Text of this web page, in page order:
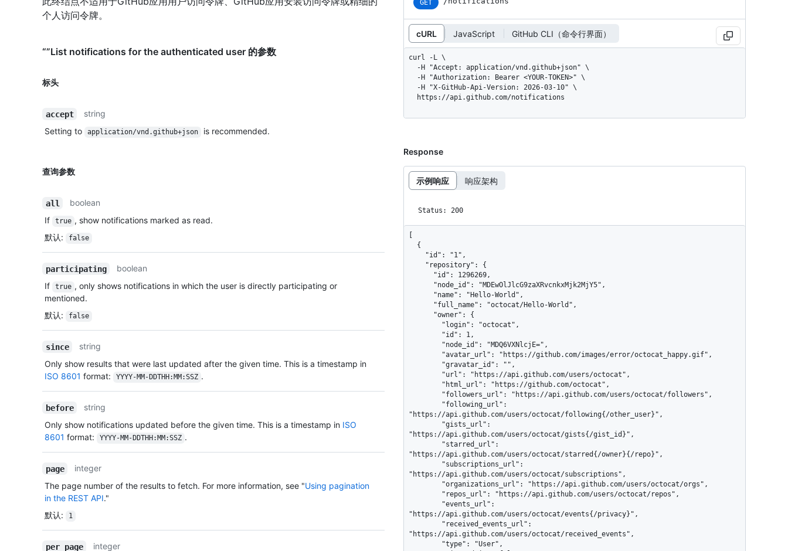
个人访问令牌。
“”List notifications for the authenticated user 的参数
标头
accept
string
Setting to
application/vnd.github+json is recommended.
查询参数
all
boolean
If
true , show notifications marked as read.
默认: false
participating
boolean
If
true , only shows notifications in which the user is directly participating or
mentioned.
默认: false
since
string
Only show results that were last updated after the given time. This is a timestamp in
ISO 8601 format: YYYY-MM-DDTHH:MM:SSZ .
before
string
Only show notifications updated before the given time. This is a timestamp in ISO
8601 format: YYYY-MM-DDTHH:MM:SSZ .
page
integer
The page number of the results to fetch. For more information, see "Using pagination
in the REST API."
默认: 1
per_page integer
GET
cURL JavaScript GitHub CLI（命令行界面）
curl -L \
  https://api.github.com/notifications
Response
示例响应 响应架构
Status: 200
"https://api.github.com/users/octocat/following{/other_user}",
"https://api.github.com/users/octocat/gists{/gist_id}",
"https://api.github.com/users/octocat/starred{/owner}{/repo}",
"https://api.github.com/users/octocat/subscriptions",
"https://api.github.com/users/octocat/events{/privacy}",
"https://api.github.com/users/octocat/received_events",